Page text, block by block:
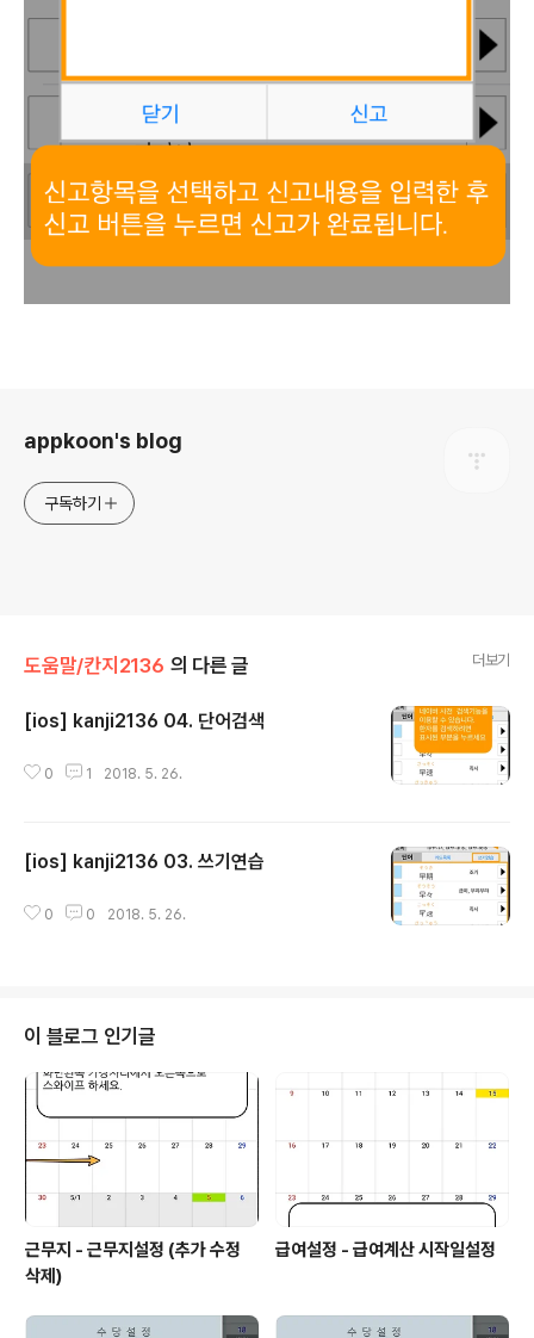
appkoon's blog
구독하기
도움말/칸지2136 의 다른 글 더보기
[ios] kanji2136 04. 단어검색
0 1 2018. 5. 26.
[ios] kanji2136 03. 쓰기연습
0 0 2018. 5. 26.
이 블로그 인기글
근무지 - 근무지설정 (추가 수정
삭제)
급여설정 - 급여계산 시작일설정